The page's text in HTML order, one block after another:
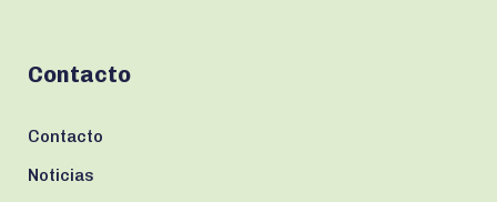
Contacto
Contacto
Noticias